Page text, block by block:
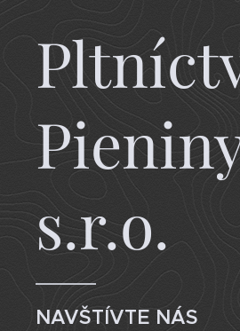
s.r.o.
NAVŠTÍVTE NÁS